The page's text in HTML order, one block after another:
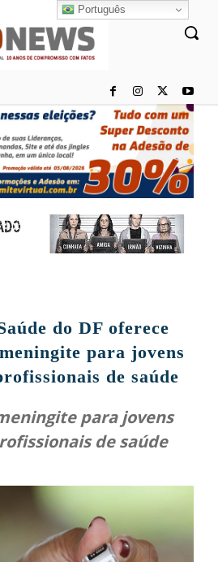
do DF oferece
para jovens
de saúde
para jovens
de saúde
Português